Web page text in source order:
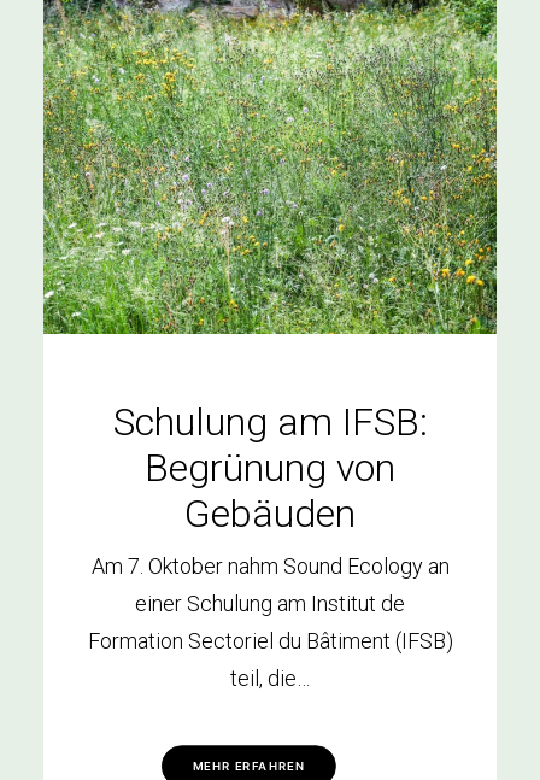
Schulung am IFSB:
Begrünung von
Gebäuden
Am 7. Oktober nahm Sound Ecology an
einer Schulung am Institut de
Formation Sectoriel du Bâtiment (IFSB)
teil, die…
MEHR ERFAHREN